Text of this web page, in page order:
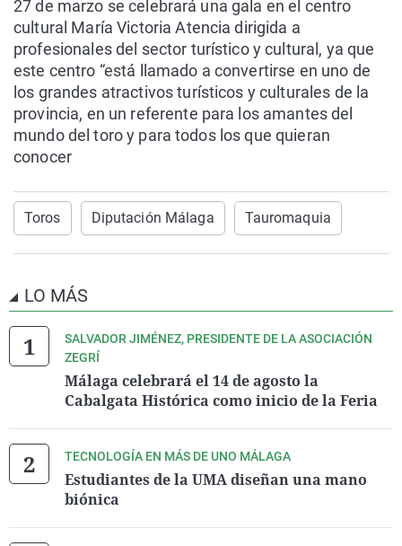
27 de marzo se celebrará una gala en el centro
cultural María Victoria Atencia dirigida a
profesionales del sector turístico y cultural, ya que
este centro “está llamado a convertirse en uno de
los grandes atractivos turísticos y culturales de la
provincia, en un referente para los amantes del
mundo del toro y para todos los que quieran
conocer
Toros Diputación Málaga Tauromaquia
LO MÁS
SALVADOR JIMÉNEZ, PRESIDENTE DE LA ASOCIACIÓN
ZEGRÍ
Málaga celebrará el 14 de agosto la
Cabalgata Histórica como inicio de la Feria
TECNOLOGÍA EN MÁS DE UNO MÁLAGA
Estudiantes de la UMA diseñan una mano
biónica